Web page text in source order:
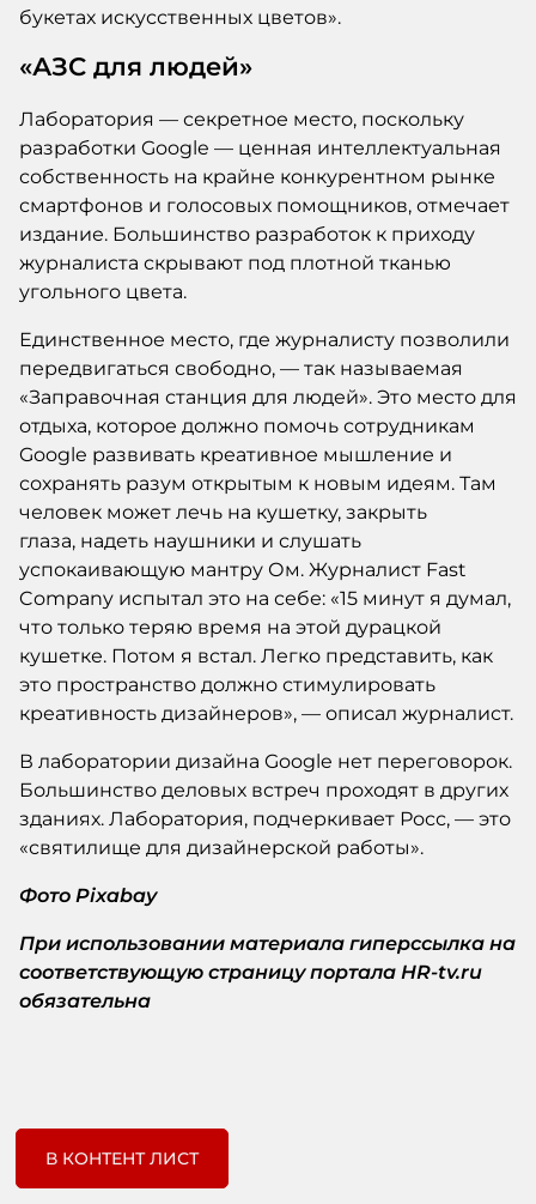
букетах искусственных цветов».
«АЗС для людей»
Лаборатория — секретное место, поскольку
разработки Google — ценная интеллектуальная
собственность на крайне конкурентном рынке
смартфонов и голосовых помощников, отмечает
издание. Большинство разработок к приходу
журналиста скрывают под плотной тканью
угольного цвета.
Единственное место, где журналисту позволили
передвигаться свободно, — так называемая
«Заправочная станция для людей». Это место для
отдыха, которое должно помочь сотрудникам
Google развивать креативное мышление и
сохранять разум открытым к новым идеям. Там
человек может лечь на кушетку, закрыть
глаза, надеть наушники и слушать
успокаивающую мантру Ом. Журналист Fast
Company испытал это на себе: «15 минут я думал,
что только теряю время на этой дурацкой
кушетке. Потом я встал. Легко представить, как
это пространство должно стимулировать
креативность дизайнеров», — описал журналист.
В лаборатории дизайна Google нет переговорок.
Большинство деловых встреч проходят в других
зданиях. Лаборатория, подчеркивает Росс, — это
«святилище для дизайнерской работы».
Фото Pixabay
При использовании материала гиперссылка на
соответствующую страницу портала HR-tv.ru
обязательна
В КОНТЕНТ ЛИСТ